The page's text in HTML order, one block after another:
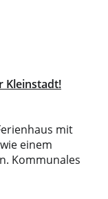
Kleinstadt!
mit
einem
Kommunales